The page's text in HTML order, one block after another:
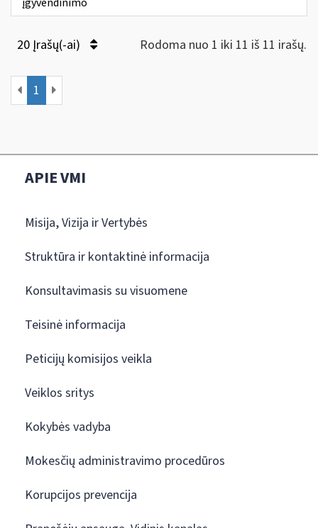
20 Įrašų(-ai) Rodoma nuo 1 iki 11 iš 11 irašų.
1
APIE VMI
Misija, Vizija ir Vertybės
Struktūra ir kontaktinė informacija
Konsultavimasis su visuomene
Teisinė informacija
Peticijų komisijos veikla
Veiklos sritys
Kokybės vadyba
Mokesčių administravimo procedūros
Korupcijos prevencija